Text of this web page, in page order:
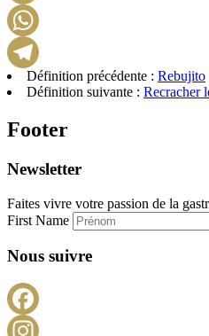
Définition précédente : Rebujito
Définition suivante : Recracher
Footer
Newsletter
Faites vivre votre passion de la
First Name
Nous suivre